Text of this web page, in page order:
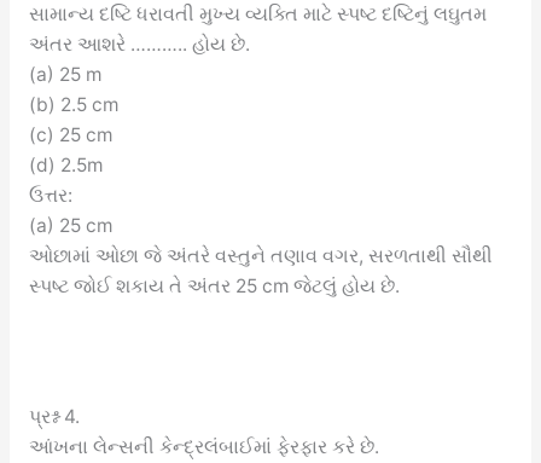
સામાન્ય દષ્ટિ ધરાવતી મુખ્ય વ્યક્તિ માટે સ્પષ્ટ દષ્ટિનું લઘુતમ
અંતર આશરે ……….. હોય છે.
(a) 25 m
(b) 2.5 cm
(c) 25 cm
(d) 2.5m
ઉત્તર:
(a) 25 cm
ઓછામાં ઓછા જે અંતરે વસ્તુને તણાવ વગર, સરળતાથી સૌથી
સ્પષ્ટ જોઈ શકાય તે અંતર 25 cm જેટલું હોય છે.
પ્રશ્ન 4.
આંખના લેન્સની કેન્દ્રલંબાઈમાં ફેરફાર કરે છે.